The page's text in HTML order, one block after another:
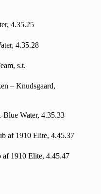
4.35.25
4.35.28
s.t.
– Knudsgaard,
Water, 4.35.33
af 1910 Elite, 4.45.37
1910 Elite, 4.45.47